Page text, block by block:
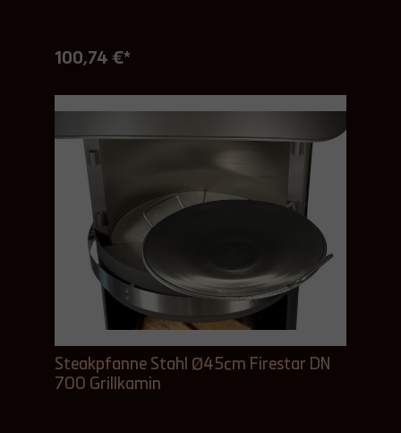
100,74 €*
Steakpfanne Stahl Ø45cm Firestar DN
700 Grillkamin